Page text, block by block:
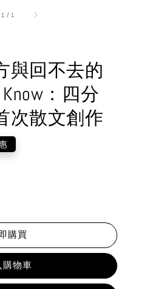
1 / 1
與回不去的
：四分
次散文創作
購買
購物車